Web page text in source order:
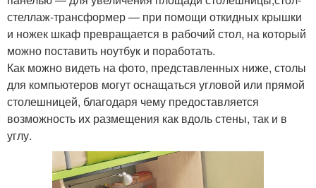
стеллаж-трансформер — при помощи откидных крышки
и ножек шкаф превращается в рабочий стол, на который
можно поставить ноутбук и поработать.
Как можно видеть на фото, представленных ниже, столы
для компьютеров могут оснащаться угловой или прямой
столешницей, благодаря чему предоставляется
возможность их размещения как вдоль стены, так и в
углу.